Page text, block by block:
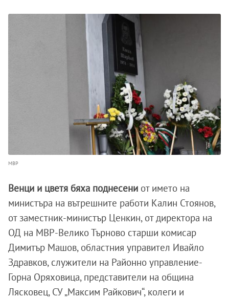
МВР
Венци и цветя бяха поднесени от името на
министъра на вътрешните работи Калин Стоянов,
от заместник-министър Ценкин, от директора на
ОД на МВР-Велико Търново старши комисар
Димитър Машов, областния управител Ивайло
Здравков, служители на Районно управление-
Горна Оряховица, представители на община
Лясковец, СУ „Максим Райкович“, колеги и